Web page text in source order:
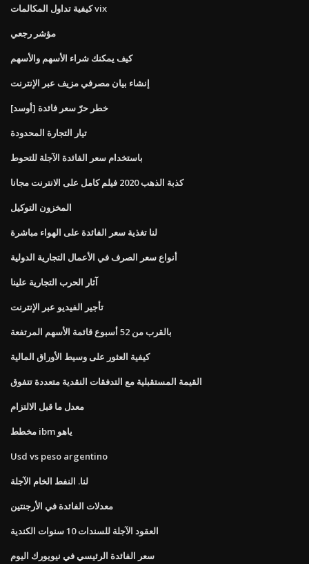
كيفية تداول المكالمات vix
مؤشر رجعي
كيف يمكنك شراء الأسهم والأسهم
إنشاء بيان مصرفي مزيف عبر الإنترنت
خطر حرّ سعر فائدة [أوسد]
تيار التجارة المحدودة
باستخدام سعر الفائدة الآجلة للتحوط
كذبة الذهب 2020 فيلم كامل على الانترنت مجانا
المخزون التوكيل
لنا تغذية سعر الفائدة على الهواء مباشرة
أنواع سعر الصرف في الأعمال التجارية الدولية
آثار الحرب التجارية علينا
تأجير الفيديو عبر الإنترنت
بالقرب من 52 أسبوع قائمة الأسهم المرتفعة
كيفية العثور على وسيط الأوراق المالية
القيمة المستقبلية مع التدفقات النقدية متعددة تتفوق
معدل ما قبل الالتزام
مخطط ibm ياهو
Usd vs peso argentino
لنا. النفط الخام الآجلة
معدلات الفائدة في الأرجنتين
العقود الآجلة للسندات 10 سنوات الكندية
سعر الفائدة الرئيسي في نيويورك اليوم